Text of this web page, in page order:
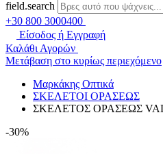
field.search
+30 800 3000400
Είσοδος ή Εγγραφή
Καλάθι Αγορών
Μετάβαση στο κυρίως περιεχόμενο
Μαρκάκης Οπτικά
ΣΚΕΛΕΤΟΙ ΟΡΑΣΕΩΣ
ΣΚΕΛΕΤΟΣ ΟΡΑΣΕΩΣ
-30%